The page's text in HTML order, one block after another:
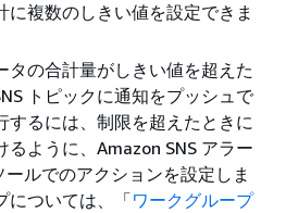
に複数のしきい値を設定できま
タの合計量がしきい値を超えた
トピックに通知をプッシュで
するには、制限を超えたときに
るように、Amazon SNS アラー
ルでのアクションを設定しま
については、「ワークグループ